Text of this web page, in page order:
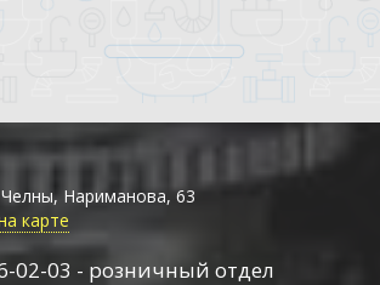
Нариманова, 63
карте
02-03 - розничный отдел